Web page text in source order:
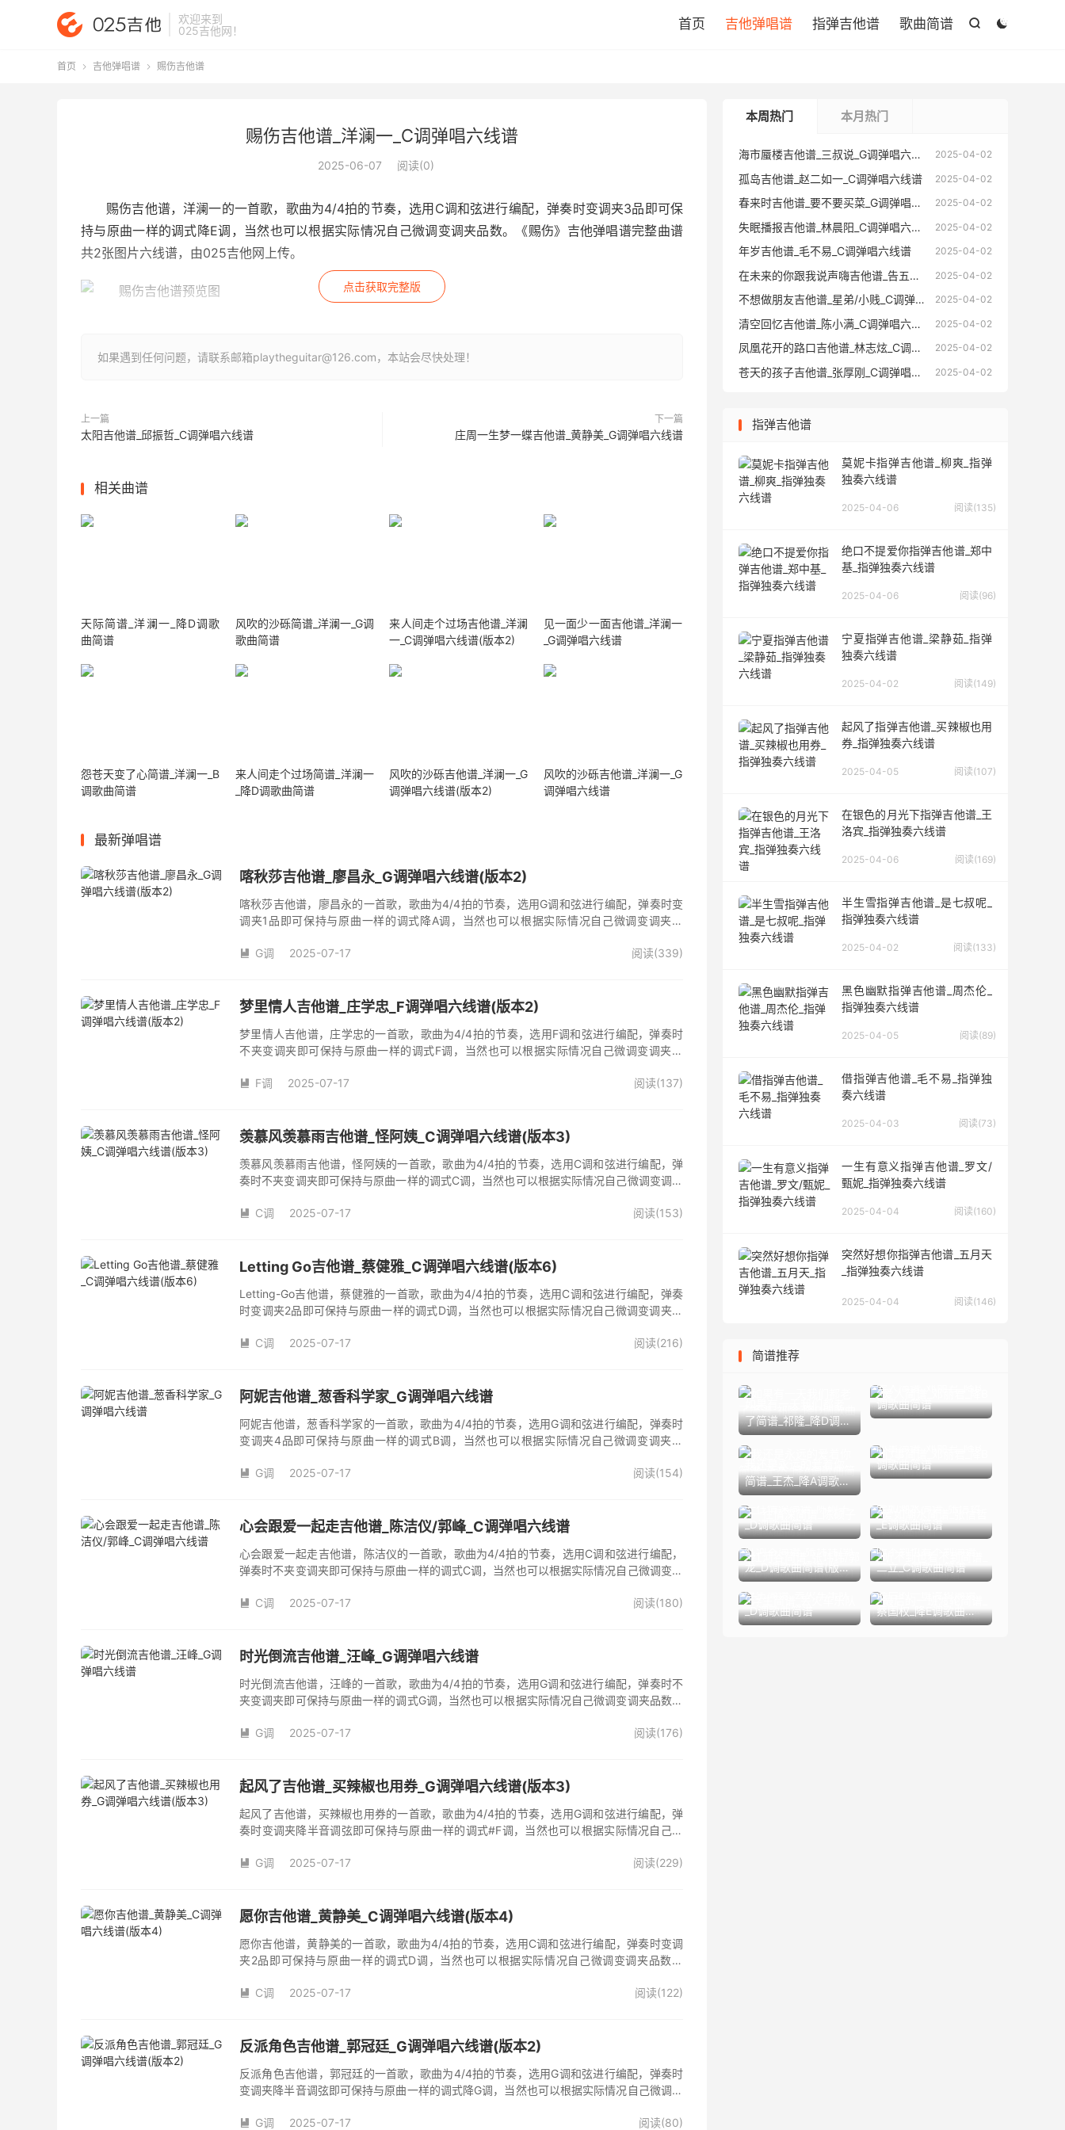
欢迎来到
025吉他网 ！ 

首页 吉他弹唱谱 指弹吉他谱 歌曲简谱
首页  吉他弹唱谱  赐伤吉他谱
赐伤吉他谱_洋澜一_C调弹唱六线谱
2025-06-07 阅读(0)
赐伤吉他谱，洋澜一的一首歌，歌曲为4/4拍的节奏，选用C调和弦进行编配，弹奏时变调夹3品即可保
持与原曲一样的调式降E调，当然也可以根据实际情况自己微调变调夹品数。《赐伤》吉他弹唱谱完整曲谱
共2张图片六线谱，由025吉他网上传。
点击获取完整版
如果遇到任何问题，请联系邮箱playtheguitar@126.com，本站会尽快处理！
上一篇
太阳吉他谱_邱振哲_C调弹唱六线谱
下一篇
庄周一生梦一蝶吉他谱_黄静美_G调弹唱六线谱
相关曲谱
天际简谱_洋澜一_降D调歌
曲简谱
风吹的沙砾简谱_洋澜一_G调
歌曲简谱
来人间走个过场吉他谱_洋澜
一_C调弹唱六线谱(版本2)
见一面少一面吉他谱_洋澜一
_G调弹唱六线谱
怨苍天变了心简谱_洋澜一_B
调歌曲简谱
来人间走个过场简谱_洋澜一
_降D调歌曲简谱
风吹的沙砾吉他谱_洋澜一_G
调弹唱六线谱(版本2)
风吹的沙砾吉他谱_洋澜一_G
调弹唱六线谱
最新弹唱谱
喀秋莎吉他谱_廖昌永_G调弹唱六线谱(版本2)
喀秋莎吉他谱，廖昌永的一首歌，歌曲为4/4拍的节奏，选用G调和弦进行编配，弹奏时变
调夹1品即可保持与原曲一样的调式降A调，当然也可以根据实际情况自己微调变调夹品
 G调 2025-07-17 阅读(339)
梦里情人吉他谱_庄学忠_F调弹唱六线谱(版本2)
梦里情人吉他谱，庄学忠的一首歌，歌曲为4/4拍的节奏，选用F调和弦进行编配，弹奏时
不夹变调夹即可保持与原曲一样的调式F调，当然也可以根据实际情况自己微调变调夹品
人》是由庄学忠演唱的一首经典歌曲。本吉他谱根据原版F调指法编配，完整的前奏、间奏
 F调 2025-07-17 阅读(137)
羡慕风羡慕雨吉他谱_怪阿姨_C调弹唱六线谱(版本3)
羡慕风羡慕雨吉他谱，怪阿姨的一首歌，歌曲为4/4拍的节奏，选用C调和弦进行编配，弹
奏时不夹变调夹即可保持与原曲一样的调式C调，当然也可以根据实际情况自己微调变调夹
姨演唱的歌曲《羡慕风羡慕雨》原版吉他谱，完整的前奏、间奏、尾奏solo编配，精编完美
 C调 2025-07-17 阅读(153)
Letting Go吉他谱_蔡健雅_C调弹唱六线谱(版本6)
Letting-Go吉他谱，蔡健雅的一首歌，歌曲为4/4拍的节奏，选用C调和弦进行编配，弹奏
时变调夹2品即可保持与原曲一样的调式D调，当然也可以根据实际情况自己微调变调夹品
 C调 2025-07-17 阅读(216)
阿妮吉他谱_葱香科学家_G调弹唱六线谱
阿妮吉他谱，葱香科学家的一首歌，歌曲为4/4拍的节奏，选用G调和弦进行编配，弹奏时
变调夹4品即可保持与原曲一样的调式B调，当然也可以根据实际情况自己微调变调夹品
 G调 2025-07-17 阅读(154)
心会跟爱一起走吉他谱_陈洁仪/郭峰_C调弹唱六线谱
心会跟爱一起走吉他谱，陈洁仪的一首歌，歌曲为4/4拍的节奏，选用C调和弦进行编配，
弹奏时不夹变调夹即可保持与原曲一样的调式C调，当然也可以根据实际情况自己微调变调
本吉他谱是根据陈洁仪、郭峰演唱的《心会跟爱一起走》歌曲原版编配，完整的前奏、间
 C调 2025-07-17 阅读(180)
时光倒流吉他谱_汪峰_G调弹唱六线谱
时光倒流吉他谱，汪峰的一首歌，歌曲为4/4拍的节奏，选用G调和弦进行编配，弹奏时不
夹变调夹即可保持与原曲一样的调式G调，当然也可以根据实际情况自己微调变调夹品数。
汪峰创作并演唱的歌曲，收录在他2005年发行的专辑《怒放的生命》中 。本吉他谱根据原
 G调 2025-07-17 阅读(176)
起风了吉他谱_买辣椒也用券_G调弹唱六线谱(版本3)
起风了吉他谱，买辣椒也用券的一首歌，歌曲为4/4拍的节奏，选用G调和弦进行编配，弹
奏时变调夹降半音调弦即可保持与原曲一样的调式#F调，当然也可以根据实际情况自己微
域部分，原曲太高，大部分人唱不上去，原调#F，所以选G调指法编配，降半音为原调。在
版，略难一点，但是多加练习就能拿下来，可以试着挑战一下。不想练的可以省略。歌词反
 G调 2025-07-17 阅读(229)
愿你吉他谱_黄静美_C调弹唱六线谱(版本4)
愿你吉他谱，黄静美的一首歌，歌曲为4/4拍的节奏，选用C调和弦进行编配，弹奏时变调
夹2品即可保持与原曲一样的调式D调，当然也可以根据实际情况自己微调变调夹品数。
 C调 2025-07-17 阅读(122)
反派角色吉他谱_郭冠廷_G调弹唱六线谱(版本2)
反派角色吉他谱，郭冠廷的一首歌，歌曲为4/4拍的节奏，选用G调和弦进行编配，弹奏时
变调夹降半音调弦即可保持与原曲一样的调式降G调，当然也可以根据实际情况自己微调变
 G调 2025-07-17 阅读(80)
本周热门 本月热门
2025-04-02
海市蜃楼吉他谱_三叔说_G调弹唱六线谱
2025-04-02
孤岛吉他谱_赵二如一_C调弹唱六线谱
2025-04-02
春来时吉他谱_要不要买菜_G调弹唱六线谱
2025-04-02
失眠播报吉他谱_林晨阳_C调弹唱六线谱
2025-04-02
年岁吉他谱_毛不易_C调弹唱六线谱
2025-04-02
在未来的你跟我说声嗨吉他谱_告五人_C调弹唱六线谱
2025-04-02
不想做朋友吉他谱_星弟/小贱_C调弹唱六线谱
2025-04-02
清空回忆吉他谱_陈小满_C调弹唱六线谱
2025-04-02
凤凰花开的路口吉他谱_林志炫_C调弹唱六线谱
2025-04-02
苍天的孩子吉他谱_张厚刚_C调弹唱六线谱
指弹吉他谱
莫妮卡指弹吉他谱_柳爽_指弹
独奏六线谱
2025-04-06 阅读(135)
绝口不提爱你指弹吉他谱_郑中
基_指弹独奏六线谱
2025-04-06 阅读(96)
宁夏指弹吉他谱_梁静茹_指弹
独奏六线谱
2025-04-02 阅读(149)
起风了指弹吉他谱_买辣椒也用
券_指弹独奏六线谱
2025-04-05 阅读(107)
在银色的月光下指弹吉他谱_王
洛宾_指弹独奏六线谱
2025-04-06 阅读(169)
半生雪指弹吉他谱_是七叔呢_
指弹独奏六线谱
2025-04-02 阅读(133)
黑色幽默指弹吉他谱_周杰伦_
指弹独奏六线谱
2025-04-05 阅读(89)
借指弹吉他谱_毛不易_指弹独
奏六线谱
2025-04-03 阅读(73)
一生有意义指弹吉他谱_罗文/
甄妮_指弹独奏六线谱
2025-04-04 阅读(160)
突然好想你指弹吉他谱_五月天
_指弹独奏六线谱
2025-04-04 阅读(146)
简谱推荐
了简谱_祁隆_降D调歌
曲简谱
爱人简谱_邓丽君_降B
调歌曲简谱
简谱_王杰_降A调歌曲
简谱
心事简谱_邓丽君_降B
调歌曲简谱
一往情深简谱_陈硕子
_D调歌曲简谱
爱如潮水简谱_张信哲
_E调歌曲简谱
红河谷简谱_张玮玮/郭
龙_D调歌曲简谱(版本
2)
听不到也看不到简谱_
二立_C调歌曲简谱
浮生简谱_丢火车乐队
_D调歌曲简谱
最后的一班渡轮简谱_
蔡国权_降E调歌曲简
谱